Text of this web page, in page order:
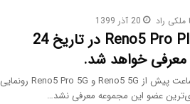
ملکی راد 20 آذر 1399
اوپو Reno5 Pro Plus در تاریخ 24
معرفی خواهد شد.
اوپو چند ساعت پیش از Reno5 5G و Reno5 Pro 5G رونمایی
عضو این مجموعه معرفی نشد…